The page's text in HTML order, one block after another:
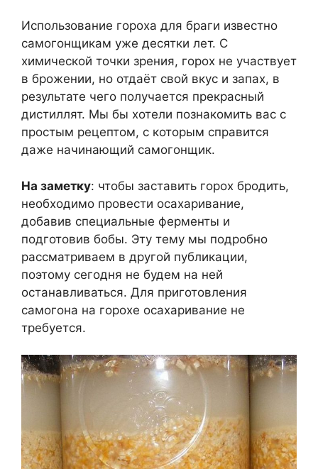
Использование гороха для браги известно
самогонщикам уже десятки лет. С
химической точки зрения, горох не участвует
в брожении, но отдаёт свой вкус и запах, в
результате чего получается прекрасный
дистиллят. Мы бы хотели познакомить вас с
простым рецептом, с которым справится
даже начинающий самогонщик.
На заметку: чтобы заставить горох бродить,
необходимо провести осахаривание,
добавив специальные ферменты и
подготовив бобы. Эту тему мы подробно
рассматриваем в другой публикации,
поэтому сегодня не будем на ней
останавливаться. Для приготовления
самогона на горохе осахаривание не
требуется.